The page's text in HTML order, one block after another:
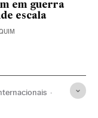
em guerra
escala